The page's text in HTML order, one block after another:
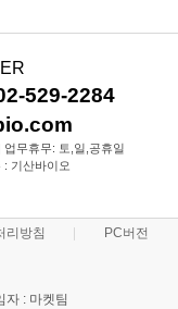
529-2284
무휴무: 토,일,공휴일
: 기산바이오
리방침 PC버전
자 : 마켓팀